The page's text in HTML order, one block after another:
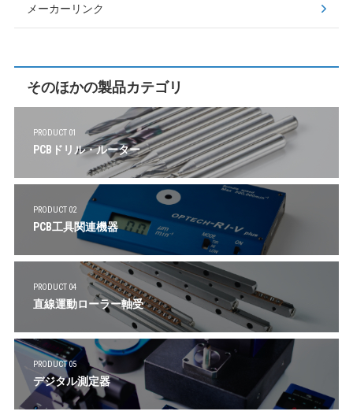
メーカーリンク
そのほかの製品カテゴリ
PRODUCT 01
PCBドリル・ルーター
PRODUCT 02
PCB工具関連機器
PRODUCT 04
直線運動ローラー軸受
PRODUCT 05
デジタル測定器